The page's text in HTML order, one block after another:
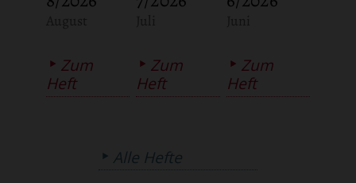
Zum
Heft
Zum
Heft
Zum
Heft
Alle Hefte